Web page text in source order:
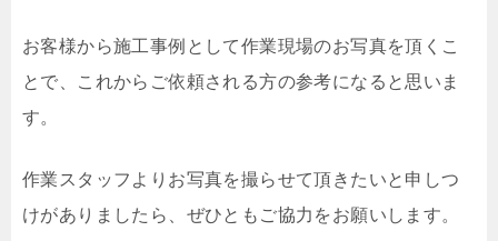
お客様から施工事例として作業現場のお写真を頂くこ
とで、これからご依頼される方の参考になると思いま
す。
作業スタッフよりお写真を撮らせて頂きたいと申しつ
けがありましたら、ぜひともご協力をお願いします。